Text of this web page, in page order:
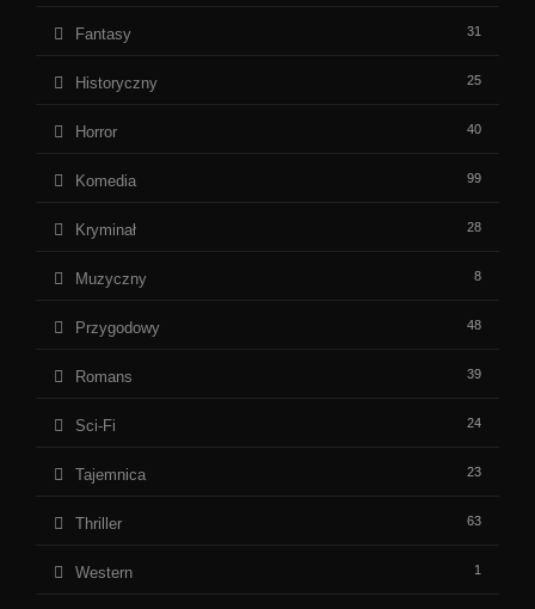
Fantasy 31
Historyczny 25
Horror 40
Komedia 99
Kryminał 28
Muzyczny 8
Przygodowy 48
Romans 39
Sci-Fi 24
Tajemnica 23
Thriller 63
Western 1